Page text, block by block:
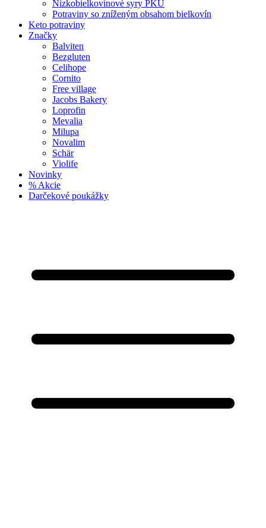
Nízkobielkovinové syry PKU
Potraviny so zníženým obsahom bielkovín
Keto potraviny
Značky
Balviten
Bezgluten
Celihope
Cornito
Free village
Jacobs Bakery
Loprofin
Mevalia
Milupa
Novalim
Schär
Violife
Novinky
% Akcie
Darčekové poukážky